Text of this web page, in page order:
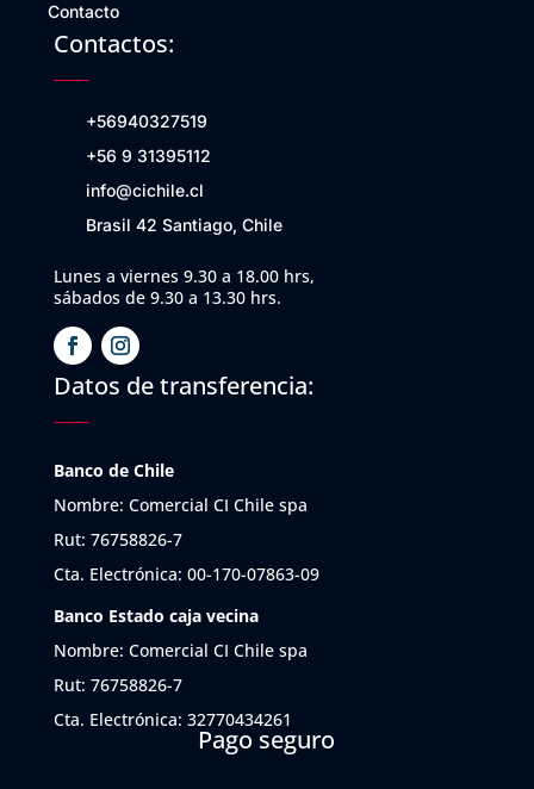
Contacto
Contactos:
+56940327519
+56 9 31395112
info@cichile.cl
Brasil 42 Santiago, Chile
Lunes a viernes 9.30 a 18.00 hrs,
sábados de 9.30 a 13.30 hrs.
Datos de transferencia:
Banco de Chile
Nombre: Comercial CI Chile spa
Rut: 76758826-7
Cta. Electrónica: 00-170-07863-09
Banco Estado caja vecina
Nombre: Comercial CI Chile spa
Rut: 76758826-7
Cta. Electrónica: 32770434261
Pago seguro